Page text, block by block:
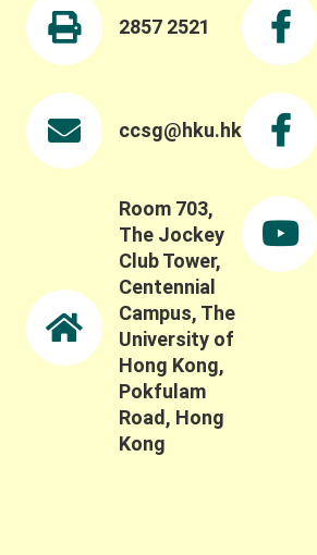
2857 2521
ccsg@hku.hk
Room 703,
The Jockey
Club Tower,
Centennial
Campus, The
University of
Hong Kong,
Pokfulam
Road, Hong
Kong